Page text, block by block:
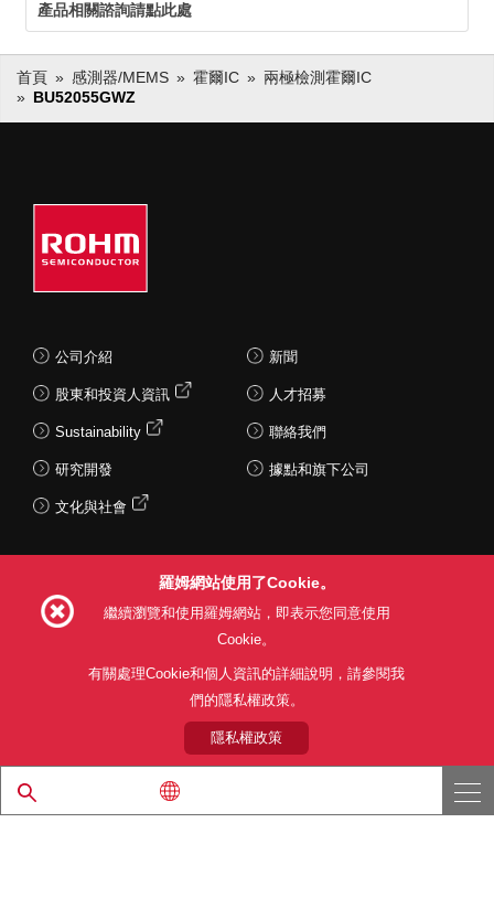
產品相關諮詢請點此處
首頁 感測器/MEMS 霍爾IC
兩極檢測霍爾IC
BU52055GWZ
公司介紹
股東和投資人資訊
Sustainability
研究開發
文化與社會
新聞
人才招募
聯絡我們
據點和旗下公司
利用目的 隱私權政策
關於本公司產品銷售之標準條款(PDF)
© 1997 - 2026 ROHM CO., LTD. ALL RIGHTS RESERVED.
羅姆網站使用了Cookie。
繼續瀏覽和使用羅姆網站，即表示您同意使用
Cookie。
有關處理Cookie和個人資訊的詳細說明，請參閱我
們的隱私權政策。
隱私權政策